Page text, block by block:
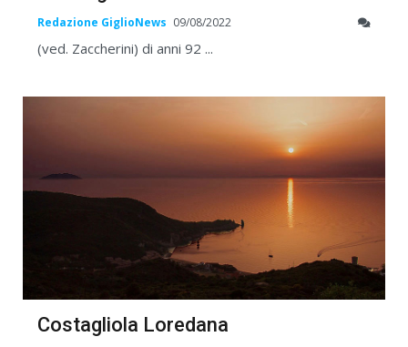
Redazione GiglioNews 09/08/2022
(ved. Zaccherini) di anni 92 ...
Costagliola Loredana